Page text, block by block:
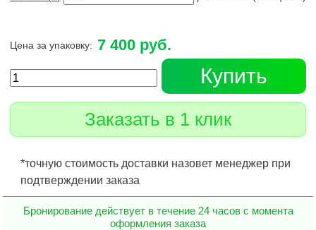
Цена за упаковку: 7 400 руб.
Купить
Заказать в 1 клик
*точную стоимость доставки назовет менеджер при
подтверждении заказа
Бронирование действует в течение 24 часов с момента
оформления заказа